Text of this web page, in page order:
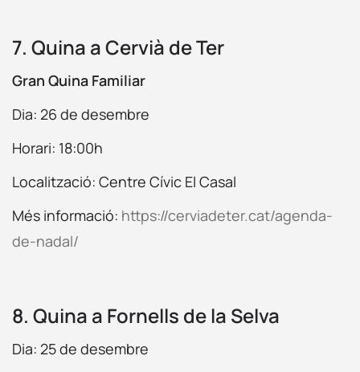
7. Quina a Cervià de Ter
Gran Quina Familiar
Dia: 26 de desembre
Horari: 18:00h
Localització: Centre Cívic El Casal
Més informació: https://cerviadeter.cat/agenda-
de-nadal/
8. Quina a Fornells de la Selva
Dia: 25 de desembre